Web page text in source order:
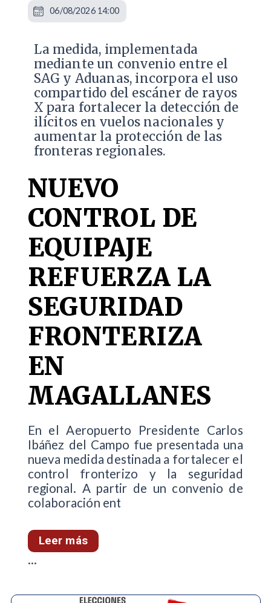
La medida, implementada
mediante un convenio entre el
SAG y Aduanas, incorpora el uso
compartido del escáner de rayos
X para fortalecer la detección de
ilícitos en vuelos nacionales y
aumentar la protección de las
fronteras regionales.
NUEVO
CONTROL DE
EQUIPAJE
REFUERZA LA
SEGURIDAD
FRONTERIZA
EN
MAGALLANES
En el Aeropuerto Presidente Carlos
Ibáñez del Campo fue presentada una
nueva medida destinada a fortalecer el
control fronterizo y la seguridad
regional. A partir de un convenio de
colaboración ent
Leer más
06/08/2026 14:00
...